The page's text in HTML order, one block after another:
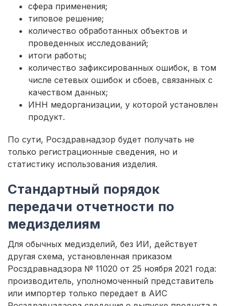
сфера применения;
типовое решение;
количество обработанных объектов и
проведенных исследований;
итоги работы;
количество зафиксированных ошибок, в том
числе сетевых ошибок и сбоев, связанных с
качеством данных;
ИНН медорганизации, у которой установлен
продукт.
По сути, Росздравнадзор будет получать не
только регистрационные сведения, но и
статистику использования изделия.
Стандартный порядок
передачи отчетности по
медизделиям
Для обычных медизделий, без ИИ, действует
другая схема, установленная приказом
Росздравнадзора № 11020 от 25 ноября 2021 года:
производитель, уполномоченный представитель
или импортер только передает в АИС